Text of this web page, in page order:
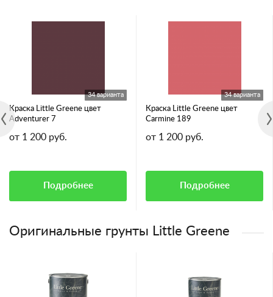
34 варианта
Краска Little Greene цвет
Adventurer 7
от 1 200 руб.
Подробнее
34 варианта
Краска Little Greene цвет
Carmine 189
от 1 200 руб.
Подробнее
Оригинальные грунты Little Greene